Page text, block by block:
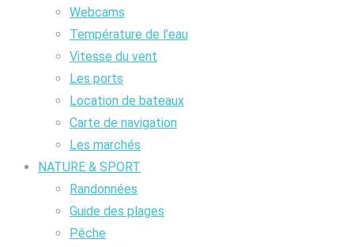
Webcams
Température de l’eau
Vitesse du vent
Les ports
Location de bateaux
Carte de navigation
Les marchés
NATURE & SPORT
Randonnées
Guide des plages
Pêche